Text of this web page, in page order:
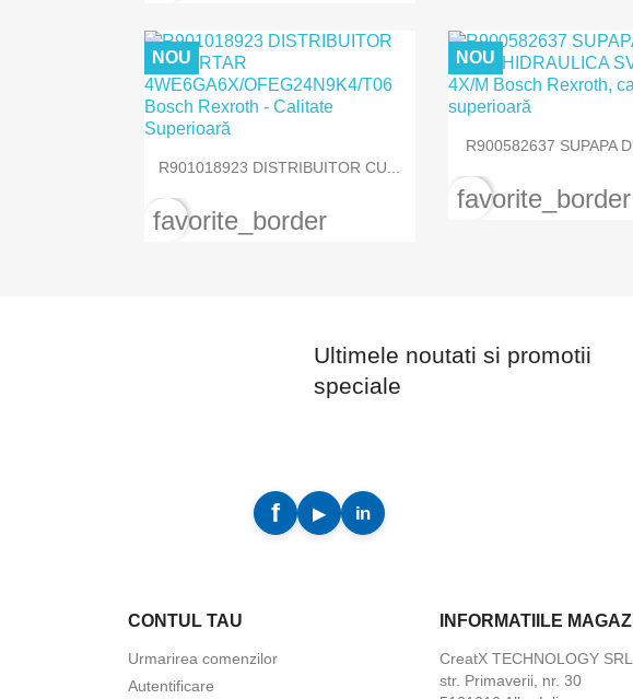
 Vizualizare rapida
R901018923 DISTRIBUITOR CU...
NOU
favorite_border
 Vizualizare
R900582637 SUPAPA
NOU
favorite_border
Ultimele noutati si promotii
speciale
CONTUL TAU
Urmarirea comenzilor
Autentificare
INFORMATIILE
CreatX TECHNOLOGY SRL
str. Primaverii, nr. 30